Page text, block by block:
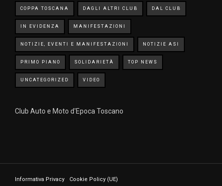
COPPA TOSCANA DAGLI ALTRI CLUB DAL CLUB
IN EVIDENZA MANIFESTAZIONI
NOTIZIE, EVENTI E MANIFESTAZIONI NOTIZIE ASI
PRIMO PIANO SOLIDARIETÀ TOP NEWS
UNCATEGORIZED VIDEO
Club Auto e Moto d'Epoca Toscano
Informativa Privacy
Cookie Policy (UE)